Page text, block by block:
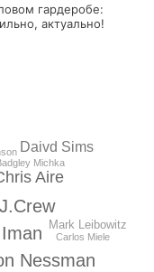
гардеробе:
актуально!
Nessman
Iman
J.Crew
Aire
Daivd Sims
Mark Leibowitz
Carlos Miele
Michka